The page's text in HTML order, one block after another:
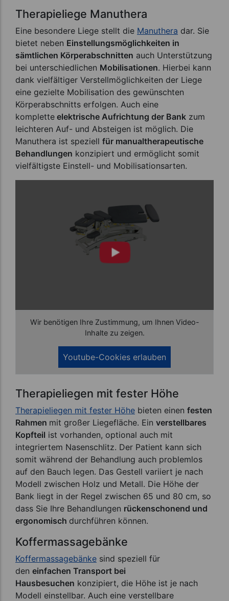
Therapieliege Manuthera
Eine besondere Liege stellt die Manuthera dar. Sie
bietet neben Einstellungsmöglichkeiten in
sämtlichen Körperabschnitten auch Unterstützung
bei unterschiedlichen Mobilisationen. Hierbei kann
dank vielfältiger Verstellmöglichkeiten der Liege
eine gezielte Mobilisation des gewünschten
Körperabschnitts erfolgen. Auch eine
komplette elektrische Aufrichtung der Bank zum
leichteren Auf- und Absteigen ist möglich. Die
Manuthera ist speziell für manualtherapeutische
Behandlungen konzipiert und ermöglicht somit
vielfältigste Einstell- und Mobilisationsarten.
Wir benötigen Ihre Zustimmung, um Ihnen Video-
Inhalte zu zeigen.
Therapieliegen mit fester Höhe
Therapieliegen mit fester Höhe bieten einen festen
Rahmen mit großer Liegefläche. Ein verstellbares
Kopfteil ist vorhanden, optional auch mit
integriertem Nasenschlitz. Der Patient kann sich
somit während der Behandlung auch problemlos
auf den Bauch legen. Das Gestell variiert je nach
Modell zwischen Holz und Metall. Die Höhe der
Bank liegt in der Regel zwischen 65 und 80 cm, so
dass Sie Ihre Behandlungen rückenschonend und
ergonomisch durchführen können.
Koffermassagebänke
Koffermassagebänke sind speziell für
den einfachen Transport bei
Hausbesuchen konzipiert, die Höhe ist je nach
Modell einstellbar. Auch eine verstellbare